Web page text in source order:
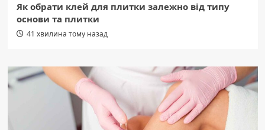
Як обрати клей для плитки залежно від типу
основи та плитки
41 хвилина тому назад